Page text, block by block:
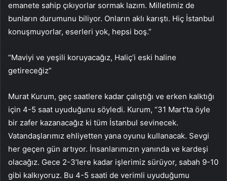
emanete sahip çıkıyorlar sormak lazım. Milletimiz de
bunların durumunu biliyor. Onların aklı karıştı. Hiç İstanbul
konuşmuyorlar, eserleri yok, hepsi boş.”
“Maviyi ve yeşili koruyacağız, Haliç’i eski haline
getireceğiz”
Murat Kurum, geç saatlere kadar çalıştığı ve erken kalktığı
için 4-5 saat uyuduğunu söyledi. Kurum, “31 Mart’ta öyle
bir zafer kazanacağız ki tüm İstanbul sevinecek.
Vatandaşlarımız ehliyetten yana oyunu kullanacak. Sevgi
her geçen gün artıyor. İnsanlarımızın yanında ve kardeşi
olacağız. Gece 2-3’lere kadar işlerimiz sürüyor, sabah 9-10
gibi kalkıyoruz. Bu 4-5 saati de verimli uyuduğumu